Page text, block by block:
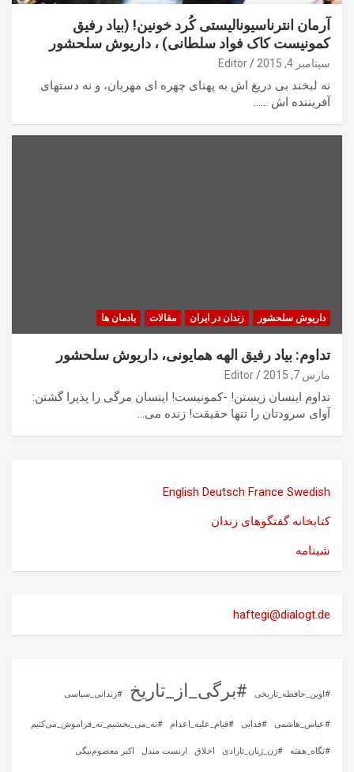
آرمان انترناسیونالیستی کُرد خونین! (بیاد رفیق
کمونیست کاک فواد سلطانی) ، داریوش سلحشور
سپتامبر 4, 2015 Editor
نه لبخند بی دریغ اش به پهنای چهره ای مهربان، و نه دستهای
آفریننده اش ……
داریوش سلحشور زندان در ایران مقالات یادمان ها
تداوم: بیاد رفیق الهه همایونی، داریوش سلحشور
مارس 7, 2015 Editor
تداوم اینسان زیستن! -کمونیست! اینسان مرگی را پذیرا گشتن:
آوای سرودتان را تنها حقیقت! زنده می…
English Deutsch France Swedish
کتابخانه گفتگوهای زندان
شبنامه
haftegi@dialogt.de
#اوین_حافظه_تاریخی #برگی_از_تاریخ #زندانی_سیاسی
#عباس_هاشمی #فدایی #قیام_علیه_اعدام #نه_می_بخشیم_نه_فراموش_می‌کنیم
#نگاه_هفته #ژن_ژیان_ئازادی اخلاق ارنست مندل اکبر معصوم‌بیگی